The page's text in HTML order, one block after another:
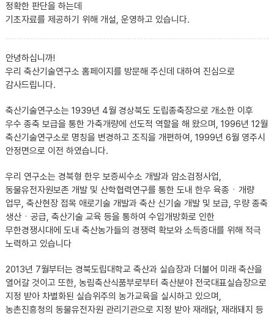
정확한 판단을 하는데
기초자료를 제공하기 위해 개설, 운영하고 있습니다.
안녕하십니까!
우리 축산기술연구소 홈페이지를 방문해 주신데 대하여 진심으로
감사드립니다.
축산기술연구소는 1939년 4월 경상북도 도립종축장으로 개소한 이후
우수 종축 보급을 통한 가축개량에 선도적 역할을 해 왔으며, 1996년 12월
축산기술연구소로 명칭을 변경하고 조직을 개편하여, 1999년 6월 영주시
안정면으로 이전 하였습니다.
우리 연구소는 경북형 한우 보증씨수소 개발과 암소검정사업,
동물유전자원보존 개발 및 산학협력연구를 통한 도내 한우 육종ㆍ개량
업무, 축산현장 접목 애로기술 개발과 축산 신기술 개발 및 보급, 우량 종축
생산ㆍ공급, 축산기술 교육 등을 통하여 수입개방화로 인한
무한경쟁시대에 도내 축산농가들의 경쟁력 확보와 소득증대를 위해 적극
노력하고 있습니다
2013년 7월부터는 경북도립대학교 축산과 실습장과 더불어 미래 축산을
열어갈 것이고 또한, 농림축산식품부로부터 축산분야 전국대표실습장으로
지정 받아 차별화된 실습위주의 농가교육을 실시하고 있으며,
농촌진흥청의 동물유전자원 관리기관으로 지정 받아 재래닭, 재래돼지 등